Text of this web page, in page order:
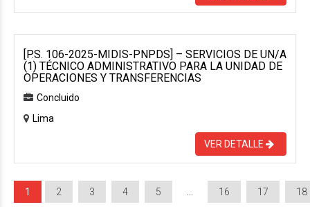
[P.S. 106-2025-MIDIS-PNPDS] – SERVICIOS DE UN/A
(1) TÉCNICO ADMINISTRATIVO PARA LA UNIDAD DE
OPERACIONES Y TRANSFERENCIAS
Concluido
Lima
VER DETALLE
1 2 3 4 5 16 17 18